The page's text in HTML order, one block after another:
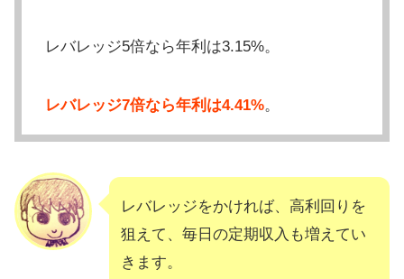
レバレッジ5倍なら年利は3.15%。
レバレッジ7倍なら年利は4.41%。
レバレッジをかければ、高利回りを
狙えて、毎日の定期収入も増えてい
きます。